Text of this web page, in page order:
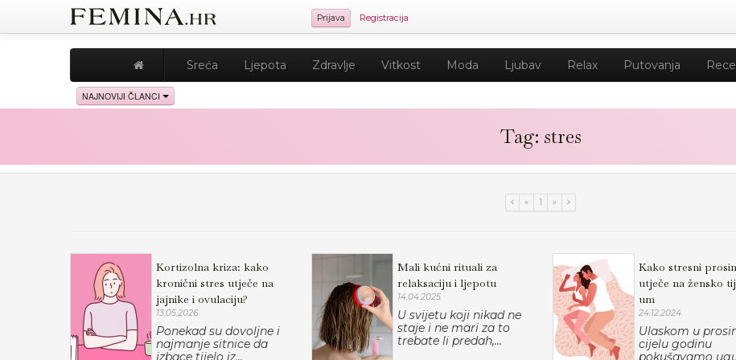
Prijava Registracija
Sreća Ljepota Zdravlje Vitkost Moda Ljubav Relax Putovanja
NAJNOVIJI ČLANCI
Tag: stres
« 1 »
Kortizolna kriza: kako
kronični stres utječe na
jajnike i ovulaciju?
13.05.2026.
Ponekad su dovoljne i
najmanje sitnice da
izbace tijelo iz...
Mali kućni rituali za
relaksaciju i ljepotu
14.04.2025.
U svijetu koji nikad ne
staje i ne mari za to
trebate li predah,...
Kako stresni
utječe na žensko
um
24.12.2024.
Ulaskom u
cijelu godinu
pokušavamo